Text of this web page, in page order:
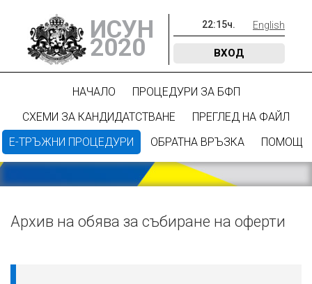
ИСУН
2020
22:15ч. English
ВХОД
НАЧАЛО
ПРОЦЕДУРИ ЗА БФП
СХЕМИ ЗА КАНДИДАТСТВАНЕ
ПРЕГЛЕД НА ФАЙЛ
Е-ТРЪЖНИ ПРОЦЕДУРИ
ОБРАТНА ВРЪЗКА ПОМОЩ
Архив на обява за събиране на оферти